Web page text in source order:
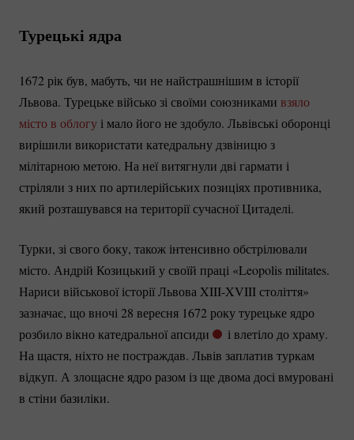
Турецькі ядра
1672 рік був, мабуть, чи не найстрашнішим в історії
Львова. Турецьке військо зі своїми союзниками взяло
місто в облогу і мало його не здобуло. Львівські оборонці
вирішили використати катедральну дзвіницю з
мілітарною метою. На неї витягнули дві гармати і
стріляли з них по артилерійських позиціях противника,
який розташувався на території сучасної Цитаделі.
Турки, зі свого боку, також інтенсивно обстрілювали
місто. Андрій Козицький у своїй праці «Leopolis militates.
Нариси військової історії Львова XIII-XVIIIстоліття»
зазначає, що вночі 28 вересня 1672 року турецьке ядро
розбило вікно катедральної апсиди
і влетіло до храму.
На щастя, ніхто не постраждав. Львів заплатив туркам
відкуп. А злощасне ядро разом із ще двома досі вмуровані
в стіни базиліки.